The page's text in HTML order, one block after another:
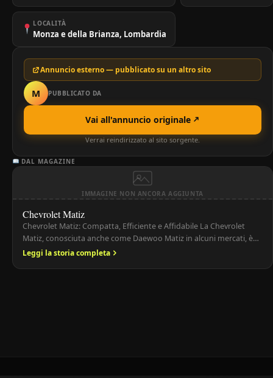
LOCALITÀ
Monza e della Brianza, Lombardia
Annuncio esterno — pubblicato su un altro sito
M PUBBLICATO DA
Vai all'annuncio originale
Verrai reindirizzato al sito sorgente.
DAL MAGAZINE
IMMAGINE NON ANCORA AGGIUNTA
Chevrolet Matiz
Chevrolet Matiz: Compatta, Efficiente e Affidabile La Chevrolet
Matiz, conosciuta anche come Daewoo Matiz in alcuni mercati, è
una city car che ha guadagnato popolarità grazie alle sue
Leggi la storia completa